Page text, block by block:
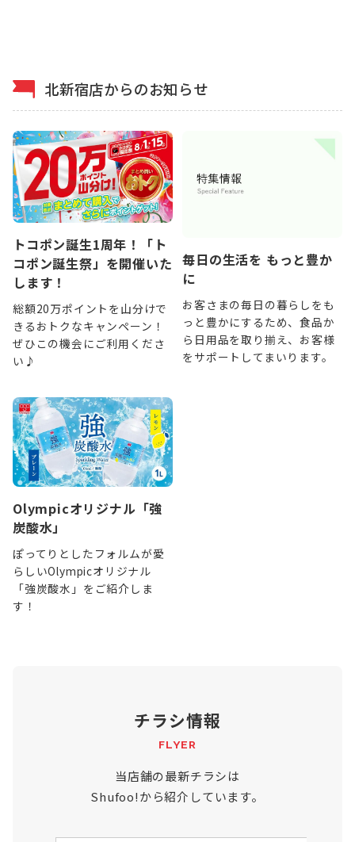
北新宿店からのお知らせ
トコポン誕生1周年！「ト
コポン誕生祭」を開催いた
します！
総額20万ポイントを山分けで
きるおトクなキャンペーン！
ぜひこの機会にご利用くださ
い♪
毎日の生活を もっと豊か
に
お客さまの毎日の暮らしをも
っと豊かにするため、食品か
ら日用品を取り揃え、お客様
をサポートしてまいります。
Olympicオリジナル「強
炭酸水」
ぽってりとしたフォルムが愛
らしいOlympicオリジナル
「強炭酸水」をご紹介しま
す！
チラシ情報
FLYER
当店舗の最新チラシは
Shufoo!から紹介しています。